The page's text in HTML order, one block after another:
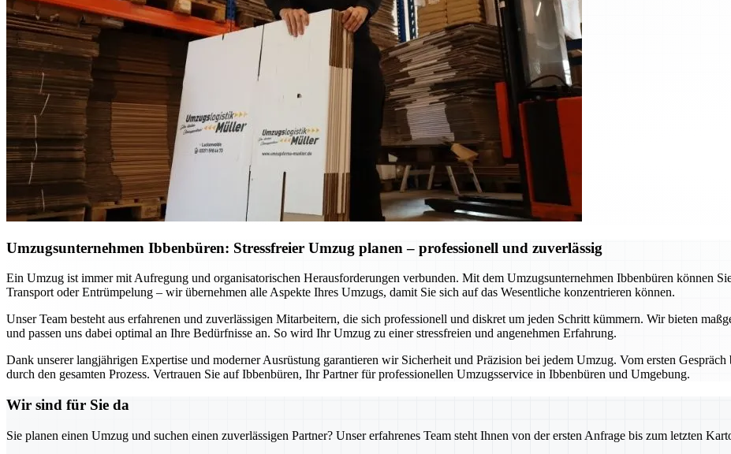
Umzugsunternehmen Ibbenbüren: Stressfreier Umzug planen – professionell und zuverlässig
Ein Umzug ist immer mit Aufregung und organisatorischen Herausforderungen verbunden. Mit dem Umzugsunternehmen Ibbenbüren können
Transport oder Entrümpelung – wir übernehmen alle Aspekte Ihres Umzugs, damit Sie sich auf das Wesentliche konzentrieren können.
Unser Team besteht aus erfahrenen und zuverlässigen Mitarbeitern, die sich professionell und diskret um jeden Schritt kümmern. Wir bieten
und passen uns dabei optimal an Ihre Bedürfnisse an. So wird Ihr Umzug zu einer stressfreien und angenehmen Erfahrung.
Dank unserer langjährigen Expertise und moderner Ausrüstung garantieren wir Sicherheit und Präzision bei jedem Umzug. Vom ersten
durch den gesamten Prozess. Vertrauen Sie auf Ibbenbüren, Ihr Partner für professionellen Umzugsservice in Ibbenbüren und Umgebung.
Wir sind für Sie da
Sie planen einen Umzug und suchen einen zuverlässigen Partner? Unser erfahrenes Team steht Ihnen von der ersten Anfrage bis zum letzten